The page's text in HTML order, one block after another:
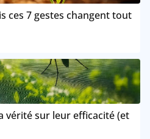
ces 7 gestes changent tout
vérité sur leur efficacité (et